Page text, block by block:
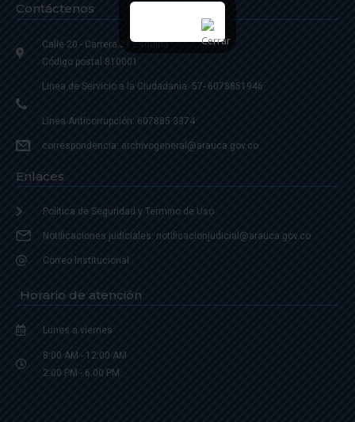
Contáctenos
Calle 20 - Carrera 21 Esquina
Código postal 810001
Linea de Servicio a la Ciudadania: 57- 6078851946
Linea Anticorrupción: 607885 3374
correspondencia: archivogeneral@arauca.gov.co
Enlaces
Política de Seguridad y Termino de Uso
Notificaciones judiciales: notificacionjudicial@arauca.gov.co
Correo Institucional
Horario de atención
Lunes a viernes
8:00 AM - 12:00 AM
2:00 PM - 6:00 PM.